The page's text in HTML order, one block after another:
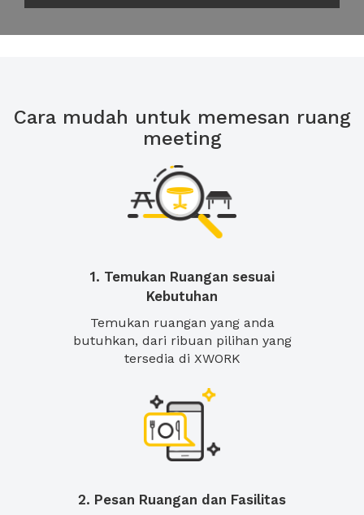
Cara mudah untuk memesan ruang
meeting
1. Temukan Ruangan sesuai
Kebutuhan
Temukan ruangan yang anda
butuhkan, dari ribuan pilihan yang
tersedia di XWORK
2. Pesan Ruangan dan Fasilitas